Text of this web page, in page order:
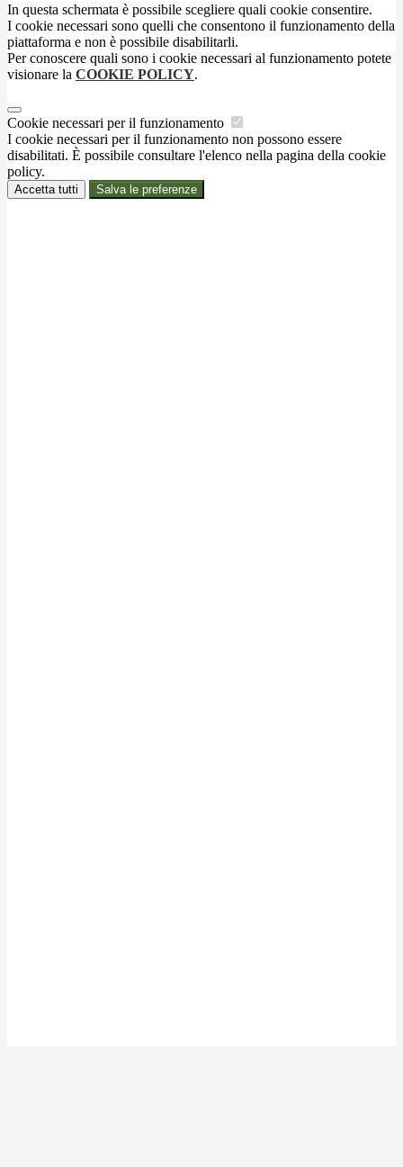
In questa schermata è possibile scegliere quali cookie consentire.
I cookie necessari sono quelli che consentono il funzionamento della
piattaforma e non è possibile disabilitarli.
Per conoscere quali sono i cookie necessari al funzionamento potete
visionare la COOKIE POLICY.
Cookie necessari per il funzionamento
I cookie necessari per il funzionamento non possono essere
disabilitati. È possibile consultare l'elenco nella pagina della cookie
policy.
Accetta tutti Salva le preferenze